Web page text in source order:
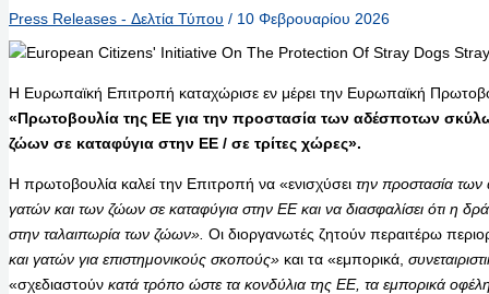
Press Releases - Δελτία Τύπου / 10 Φεβρουαρίου 2026
Η Ευρωπαϊκή Επιτροπή καταχώρισε εν μέρει την Ευρωπαϊκή
«Πρωτοβουλία της ΕΕ για την προστασία των αδέσποτων
ζώων σε καταφύγια στην ΕΕ / σε τρίτες χώρες».
Η πρωτοβουλία καλεί την Επιτροπή να «ενισχύσει την προστασία
γατών και των ζώων σε καταφύγια στην ΕΕ και να διασφαλίσει ότι η
στην ταλαιπωρία των ζώων». Οι διοργανωτές ζητούν περαιτέρω
και γατών για επιστημονικούς σκοπούς» και τα «εμπορικά,
«σχεδιαστούν κατά τρόπο ώστε τα κονδύλια της ΕΕ, τα εμπορικά